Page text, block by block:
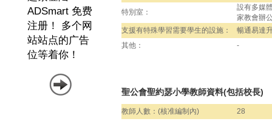
特別室：
設有多媒
家教會辦
支援有特殊學習需要學生的設施：
暢通易達
其他：
-
聖公會聖約瑟小學教師資料(包括校長)
教師人數：(核准編制內) 28